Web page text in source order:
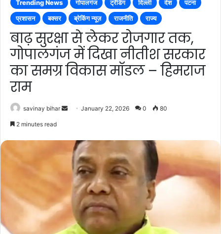
Trending News गोपालगंज ट्रेंडिंग दिल्ली देश
पटना
प्रशासन
बक्सर ब्रेकिंग न्यूज़ राजनीति राज्य
बाढ़ सुरक्षा से लेकर रोजगार तक,
गोपालगंज में दिखा नीतीश सरकार
का समग्र विकास माॅडल – हिमराज
राम
savinay bihar
Send January 22, 2026 0 80
2 minutes read